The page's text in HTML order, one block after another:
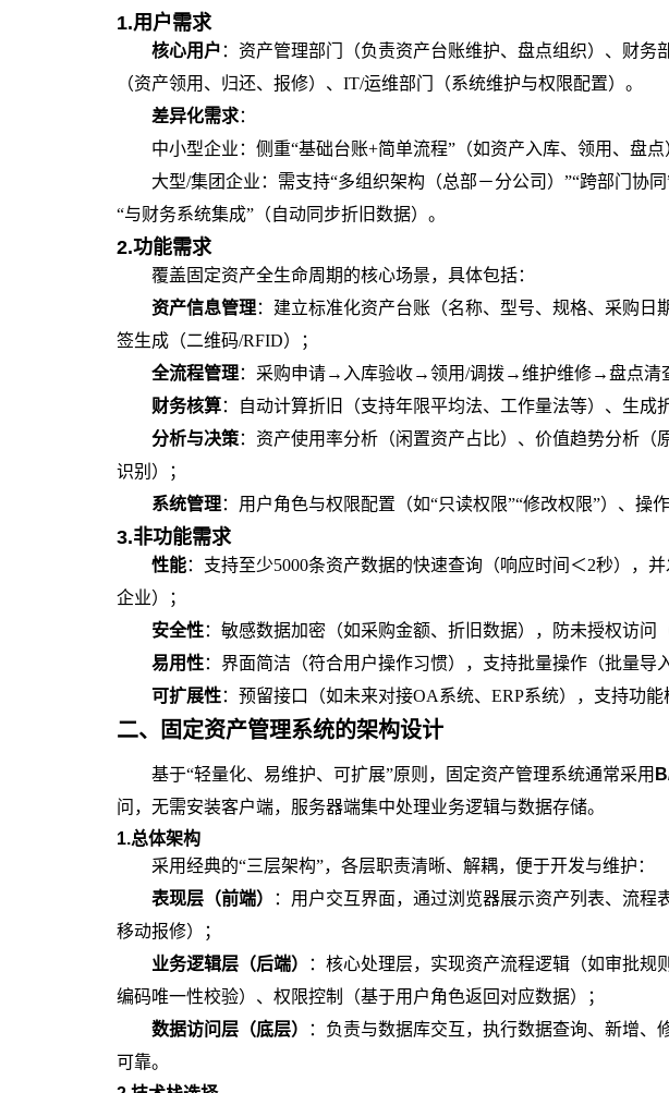
1.用户需求
核心用户 ：资产管理部门（负责资产台账维护、盘点组织）、财务
（资产领用、归还、报修）、IT/运维部门（系统维护与权限配置）。
差异化需求：
中小型企业：侧重“基础台账+简单流程”（如资产入库、领用、盘点
大型/集团企业：需支持“多组织架构（总部－分公司）”“跨部门协
“与财务系统集成”（自动同步折旧数据）。
2.功能需求
覆盖固定资产全生命周期的核心场景，具体包括：
资产信息管理：建立标准化资产台账（名称、型号、规格、采购
签生成（二维码/RFID）；
全流程管理：采购申请→入库验收→领用/调拨→维护维修→盘点清
财务核算：自动计算折旧（支持年限平均法、工作量法等）、生成
分析与决策：资产使用率分析（闲置资产占比）、价值趋势分析（
识别）；
系统管理：用户角色与权限配置（如“只读权限”“修改权限”）、操
3.非功能需求
性能：支持至少5000条资产数据的快速查询（响应时间＜2秒），
企业）；
安全性：敏感数据加密（如采购金额、折旧数据），防未授权访问
易用性：界面简洁（符合用户操作习惯），支持批量操作（批量导
可扩展性：预留接口（如未来对接OA系统、ERP系统），支持功能
二、 固定资产管理系统的架构设计
基于“轻量化、易维护、可扩展”原则，固定资产管理系统通常采用
问，无需安装客户端，服务器端集中处理业务逻辑与数据存储。
1.总体架构
采用经典的“三层架构”，各层职责清晰、解耦，便于开发与维护：
表现层（前端）
：用户交互界面，通过浏览器展示资产列表、流程
移动报修）；
业务逻辑层（后端）
：核心处理层，实现资产流程逻辑（如审批
编码唯一性校验）、权限控制（基于用户角色返回对应数据）；
数据访问层（底层）
：负责与数据库交互，执行数据查询、新增
可靠。